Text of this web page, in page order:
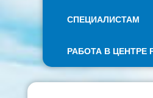
СПЕЦИАЛИСТАМ
РАБОТА В ЦЕНТРЕ